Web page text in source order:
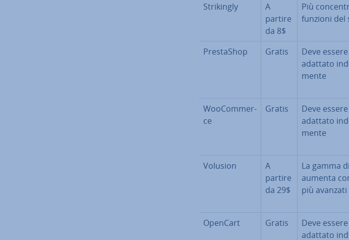
Stri­kin­gly
A
partire
da 8$
Più
funzioni del
Pre­sta­Shop Gratis
Deve essere
adattato
men­te
Woo­Com­mer­
ce
Gratis
Deve essere
adattato
men­te
Volusion
A
partire
da 29$
La gamma
aumenta
più avanzati
OpenCart
Gratis
Deve essere
adattato